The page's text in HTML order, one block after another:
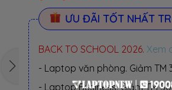
ƯU ĐÃI TỐT NHẤT
BACK TO SCHOOL 2026. Xem
- Laptop văn
- Laptop Business. Giảm TM